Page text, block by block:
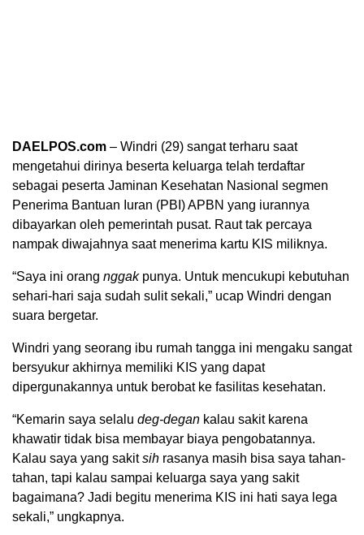
DAELPOS.com – Windri (29) sangat terharu saat
mengetahui dirinya beserta keluarga telah terdaftar
sebagai peserta Jaminan Kesehatan Nasional segmen
Penerima Bantuan Iuran (PBI) APBN yang iurannya
dibayarkan oleh pemerintah pusat. Raut tak percaya
nampak diwajahnya saat menerima kartu KIS miliknya.
“Saya ini orang nggakpunya. Untuk mencukupi kebutuhan
sehari-hari saja sudah sulit sekali,” ucap Windri dengan
suara bergetar.
Windri yang seorang ibu rumah tangga ini mengaku sangat
bersyukur akhirnya memiliki KIS yang dapat
dipergunakannya untuk berobat ke fasilitas kesehatan.
“Kemarin saya selalu deg-degan kalau sakit karena
khawatir tidak bisa membayar biaya pengobatannya.
Kalau saya yang sakitsih rasanya masih bisa saya tahan-
tahan, tapi kalau sampai keluarga saya yang sakit
bagaimana? Jadi begitu menerima KIS ini hati saya lega
sekali,” ungkapnya.